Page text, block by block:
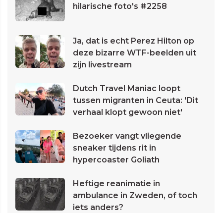
hilarische foto's #2258
Ja, dat is echt Perez Hilton op
deze bizarre WTF-beelden uit
zijn livestream
Dutch Travel Maniac loopt
tussen migranten in Ceuta: 'Dit
verhaal klopt gewoon niet'
Bezoeker vangt vliegende
sneaker tijdens rit in
hypercoaster Goliath
Heftige reanimatie in
ambulance in Zweden, of toch
iets anders?